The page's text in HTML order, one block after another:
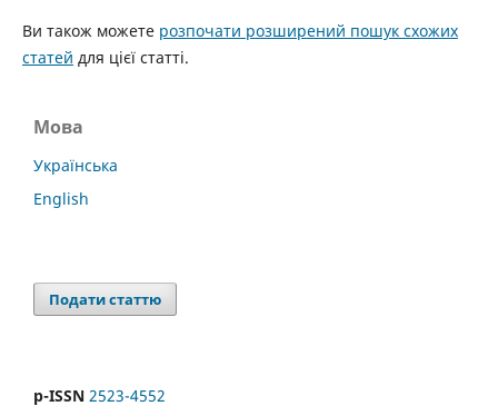
Ви також можете розпочати розширений пошук схожих
статей для цієї статті.
Мова
Українська
English
Подати статтю
p-ISSN 2523-4552